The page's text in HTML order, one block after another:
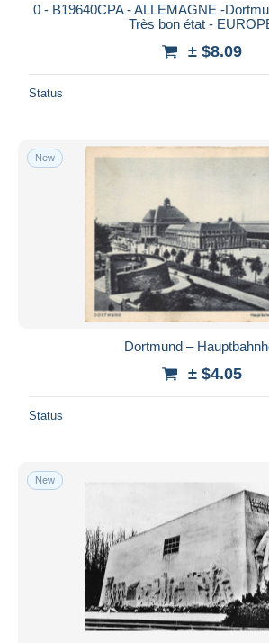
0 - B19640CPA - ALLEMAGNE -
Très bon état -
± $8.09
Status
New
Dortmund –
± $4.05
Status
New